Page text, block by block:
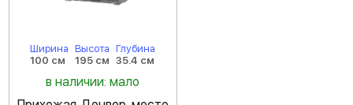
Ширина
100 см
Высота
195 см
Глубина
35.4 см
в наличии: мало